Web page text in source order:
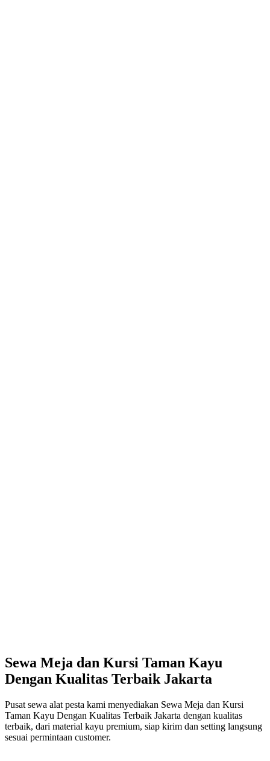
Sewa Meja dan Kursi Taman Kayu
Dengan Kualitas Terbaik Jakarta
Pusat sewa alat pesta kami menyediakan Sewa Meja dan Kursi
Taman Kayu Dengan Kualitas Terbaik Jakarta dengan kualitas
terbaik, dari material kayu premium, siap kirim dan setting langsung
sesuai permintaan customer.